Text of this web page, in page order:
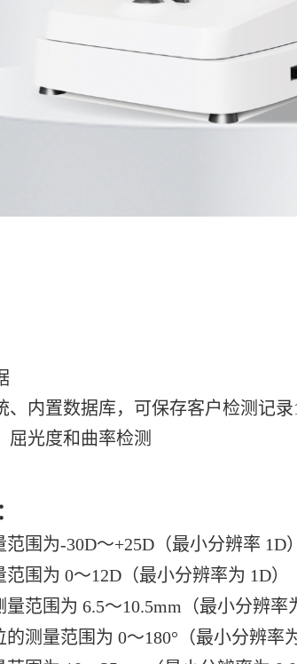
、内置数据库，可保存客户检测记录
屈光度和曲率检测
围为-30D～+25D（最小分辨率 1D）
围为 0～12D（最小分辨率为 1D）
范围为 6.5～10.5mm（最小分辨率
测量范围为 0～180°（最小分辨率